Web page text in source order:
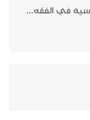
في الفقه...